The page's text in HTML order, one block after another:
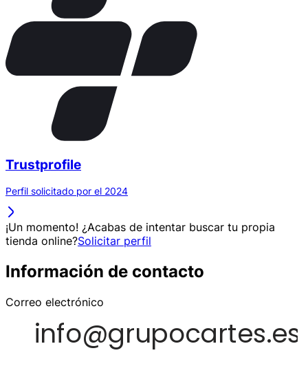
Trustprofile
Perfil solicitado por el 2024
¡Un momento! ¿Acabas de intentar buscar tu propia
tienda online?Solicitar perfil
Información de contacto
Correo electrónico